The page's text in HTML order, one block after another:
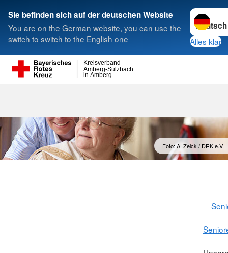
Sie befinden sich auf der deutschen Website
You are on the German website, you can use the
switch to switch to the English one
Sprache
Alles klar
in Amberg
Amberg-Sulzbach
Kreisverband
Suche
Foto: A. Zelck / DRK e.V.